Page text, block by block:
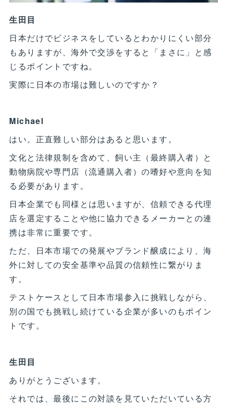
生田目
日本だけでビジネスをしているとわかりにくい部分
もありますが、海外で交渉をすると「まさに」と感
じるポイントですね。
実際に日本の市場は難しいのですか？
Michael
はい。正直難しい部分はあると思います。
文化と法律規制を含めて、飼い主（最終購入者）と
動物病院や専門店（流通購入者）の嗜好や意向を知
る必要があります。
日本企業でも同様とは思いますが、信頼できる代理
店を選定することや他に協力できるメーカーとの連
携は非常に重要です。
ただ、日本市場での発展やブランド醸成により、海
外に対しての安全基準や品質の信頼性に繋がりま
す。
テストケースとして日本市場参入に挑戦しながら、
別の国でも挑戦し続けている企業が多いのもポイン
トです。
生田目
ありがとうございます。
それでは、最後にこの対談を見ていただいている方